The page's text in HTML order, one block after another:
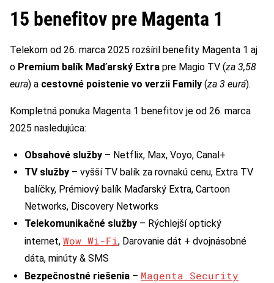
15 benefitov pre Magenta 1
Telekom od 26. marca 2025 rozšíril benefity Magenta 1 aj
o Premium balík Maďarský Extra pre Magio TV (za 3,58
eura) a cestovné poistenie vo verzii Family (za 3 eurá).
Kompletná ponuka Magenta 1 benefitov je od 26. marca
2025 nasledujúca:
Obsahové služby – Netflix, Max, Voyo, Canal+
TV služby – vyšší TV balík za rovnakú cenu, Extra TV
balíčky, Prémiový balík Maďarský Extra, Cartoon
Networks, Discovery Networks
Telekomunikačné služby – Rýchlejší optický
internet, Wow Wi-Fi, Darovanie dát + dvojnásobné
dáta, minúty & SMS
Bezpečnostné riešenia – Magenta Security